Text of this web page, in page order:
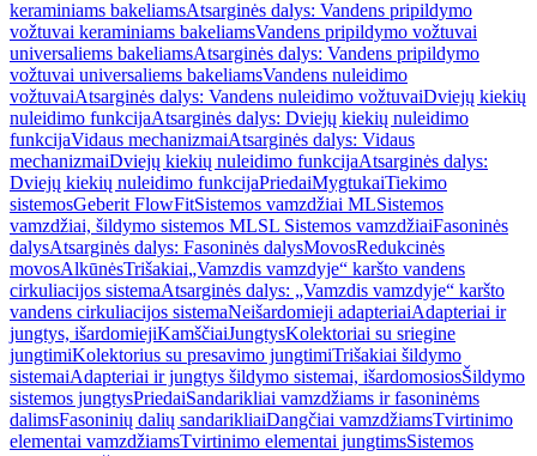
keraminiams bakeliamsAtsarginės dalys: Vandens pripildymo
vožtuvai keraminiams bakeliamsVandens pripildymo vožtuvai
universaliems bakeliamsAtsarginės dalys: Vandens pripildymo
vožtuvai universaliems bakeliamsVandens nuleidimo
vožtuvaiAtsarginės dalys: Vandens nuleidimo vožtuvaiDviejų kiekių
nuleidimo funkcijaAtsarginės dalys: Dviejų kiekių nuleidimo
funkcijaVidaus mechanizmaiAtsarginės dalys: Vidaus
mechanizmaiDviejų kiekių nuleidimo funkcijaAtsarginės dalys:
Dviejų kiekių nuleidimo funkcijaPriedaiMygtukaiTiekimo
sistemosGeberit FlowFitSistemos vamzdžiai MLSistemos
vamzdžiai, šildymo sistemos MLSL Sistemos vamzdžiaiFasoninės
dalysAtsarginės dalys: Fasoninės dalysMovosRedukcinės
movosAlkūnėsTrišakiai„Vamzdis vamzdyje“ karšto vandens
cirkuliacijos sistemaAtsarginės dalys: „Vamzdis vamzdyje“ karšto
vandens cirkuliacijos sistemaNeišardomieji adapteriaiAdapteriai ir
jungtys, išardomiejiKamščiaiJungtysKolektoriai su sriegine
jungtimiKolektorius su presavimo jungtimiTrišakiai šildymo
sistemaiAdapteriai ir jungtys šildymo sistemai, išardomosiosŠildymo
sistemos jungtysPriedaiSandarikliai vamzdžiams ir fasoninėms
dalimsFasoninių dalių sandarikliaiDangčiai vamzdžiamsTvirtinimo
elementai vamzdžiamsTvirtinimo elementai jungtimsSistemos